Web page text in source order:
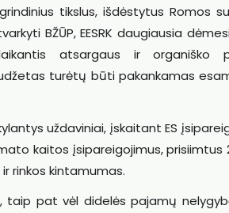
tikslus, išdėstytus Romos
BŽŪP, EESRK daugiausia
atsargaus ir organiško
turėtų būti pakankamas
uždaviniai, įskaitant ES
kaitos įsipareigojimus, prisiimtus
rinkos kintamumas.
taip pat vėl didelės pajamų